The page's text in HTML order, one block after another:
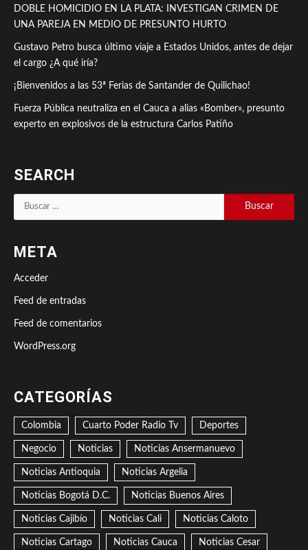
DOBLE HOMICIDIO EN LA PLATA: INVESTIGAN CRIMEN DE
UNA PAREJA EN MEDIO DE PRESUNTO HURTO
Gustavo Petro busca último viaje a Estados Unidos, antes de dejar
el cargo ¿A qué iría?
¡Bienvenidos a las 53ª Ferias de Santander de Quilichao!
Fuerza Pública neutraliza en el Cauca a alias «Bomber», presunto
experto en explosivos de la estructura Carlos Patiño
SEARCH
Buscar:
META
Acceder
Feed de entradas
Feed de comentarios
WordPress.org
CATEGORÍAS
Colombia Cuarto Poder Radio Tv Deportes
Negocio Noticias Noticias Ansermanuevo
Noticias Antioquia Noticias Argelia
Noticias Bogotá D.C. Noticias Buenos Aires
Noticias Cajibío Noticias Cali Noticias Caloto
Noticias Cartago Noticias Cauca Noticias Cesar